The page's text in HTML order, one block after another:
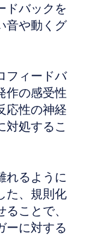
ドバックを
音や動くグ
フィードバ
作の感受性
応性の神経
対処するこ
れるように
た、規則化
ことで、
ーに対する